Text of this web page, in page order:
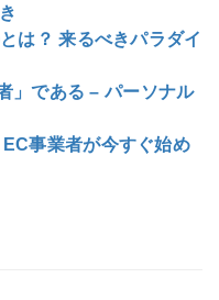
ード
せ
は？ 来るべきパラダイ
」である – パーソナル
事業者が今すぐ始め